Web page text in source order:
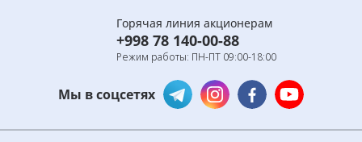
Горячая линия акционерам
+998 78 140-00-88
Режим работы: ПН-ПТ 09:00-18:00
Мы в соцсетях